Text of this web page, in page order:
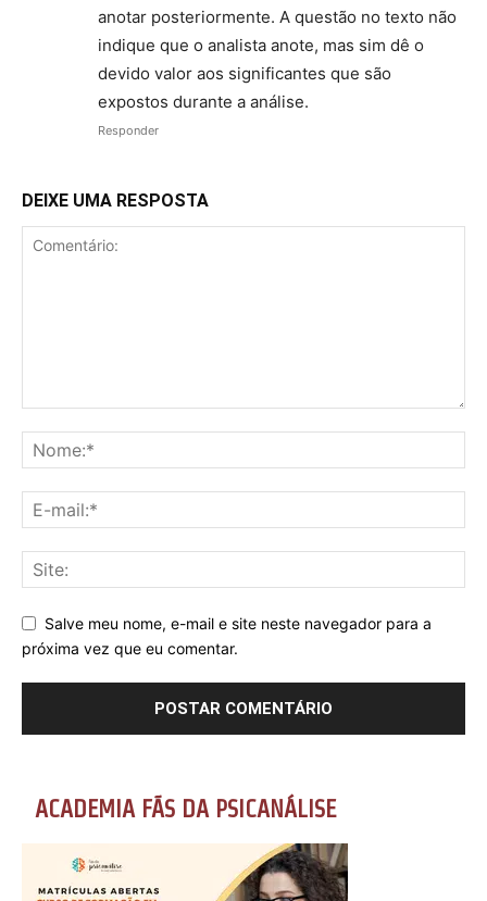
anotar posteriormente. A questão no texto não
indique que o analista anote, mas sim dê o
devido valor aos significantes que são
expostos durante a análise.
Responder
DEIXE UMA RESPOSTA
Salve meu nome, e-mail e site neste navegador para a
próxima vez que eu comentar.
ACADEMIA FÃS DA PSICANÁLISE